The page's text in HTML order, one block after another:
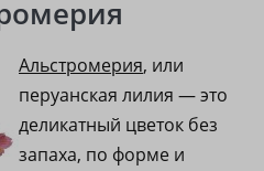
Альстромерия, или
перуанская лилия — это
деликатный цветок без
запаха, по форме и